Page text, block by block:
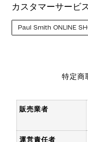
カスタマーサービ
Select a page
特定商
販売業者
運営責任者